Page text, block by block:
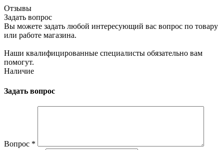
Отзывы
Задать вопрос
Вы можете задать любой интересующий вас вопрос по товару
или работе магазина.
Наши квалифицированные специалисты обязательно вам
помогут.
Наличие
Задать вопрос
Вопрос *